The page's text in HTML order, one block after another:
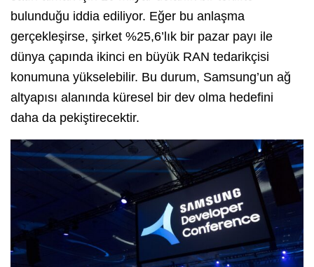
bulunduğu iddia ediliyor. Eğer bu anlaşma
gerçekleşirse, şirket %25,6’lık bir pazar payı ile
dünya çapında ikinci en büyük RAN tedarikçisi
konumuna yükselebilir. Bu durum, Samsung’un ağ
altyapısı alanında küresel bir dev olma hedefini
daha da pekiştirecektir.